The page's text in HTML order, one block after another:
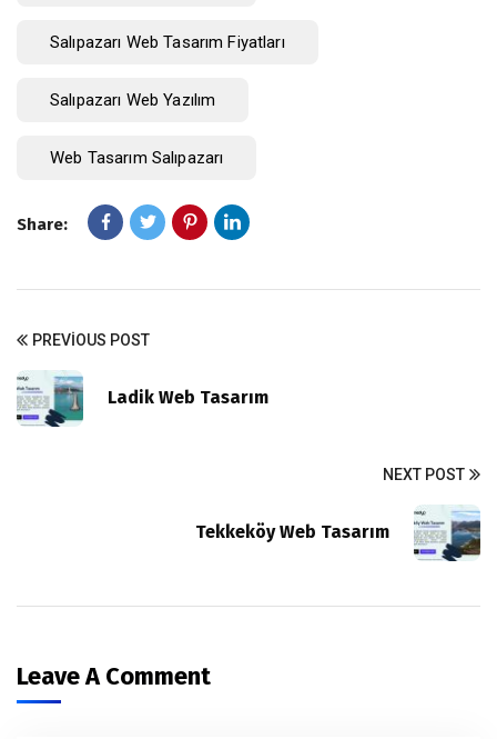
Salıpazarı Web Tasarım Fiyatları
Salıpazarı Web Yazılım
Web Tasarım Salıpazarı
Share:
PREVIOUS POST
Ladik Web Tasarım
NEXT POST
Tekkeköy Web Tasarım
Leave A Comment